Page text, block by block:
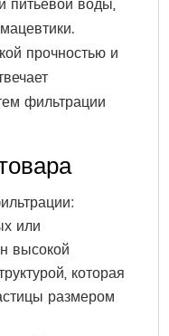
прочностью и
фильтрации
или
высокой
которая
размером